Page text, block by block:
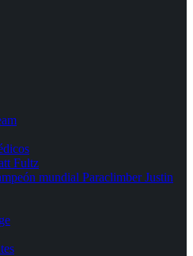
Fultz
mundial Paraclimber Justin